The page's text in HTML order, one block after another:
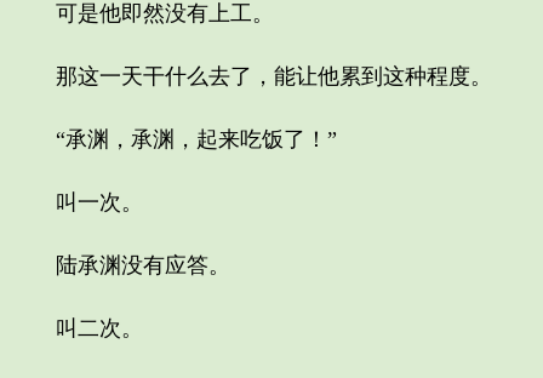
可是他即然没有上工。
那这一天干什么去了，能让他累到这种程度。
“承渊，承渊，起来吃饭了！”
叫一次。
陆承渊没有应答。
叫二次。